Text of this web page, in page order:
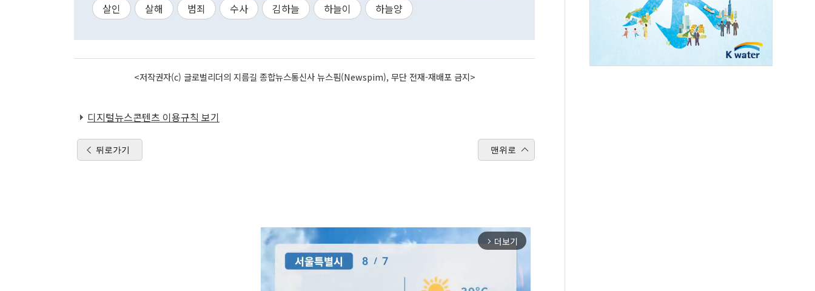
살인
살해 범죄 수사 김하늘 하늘이 하늘양
<저작권자(c) 글로벌리더의 지름길 종합뉴스통신사 뉴스핌(Newspim), 무단 전재-재배포 금지>
디지털뉴스콘텐츠 이용규칙 보기
뒤로가기 맨위로
arrow_forward_ios 더보기